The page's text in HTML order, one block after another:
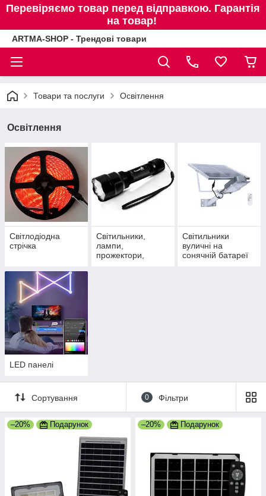
Перевіряємо товар перед відправкою. Гарантія
на товар!
ARTMA-SHOP - Трендові товари
Товари та послуги Освітлення
Освітлення
Світлодіодна
стрічка
Світильники,
лампи,
прожектори,
Світильники
вуличні на
сонячній батареї
LED панелі
Сортування 0 Фільтри
–20% Подарунок –20% Подарунок